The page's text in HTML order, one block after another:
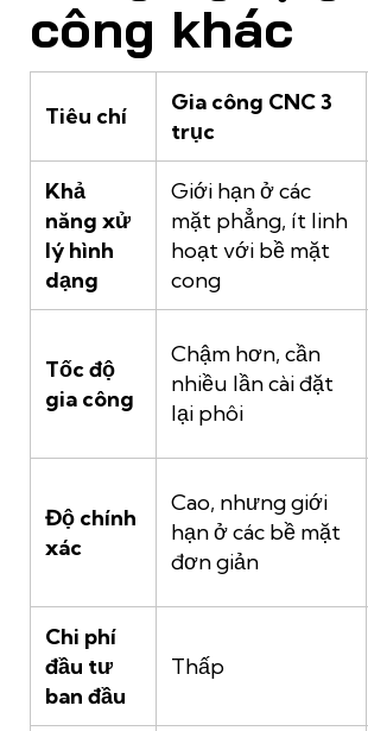
công khác
Tiêu chí
Gia công CNC 3
trục
Khả
năng xử
lý hình
dạng
Giới hạn ở các
mặt phẳng, ít linh
hoạt với bề mặt
cong
Tốc độ
gia công
Chậm hơn, cần
nhiều lần cài đặt
lại phôi
Độ chính
xác
Cao, nhưng giới
hạn ở các bề mặt
đơn giản
Chi phí
đầu tư
ban đầu
Thấp